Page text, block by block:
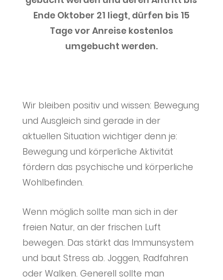
Ende Oktober 21 liegt, dürfen bis 15
Tage vor Anreise kostenlos
umgebucht werden.
Wir bleiben positiv und wissen: Bewegung
und Ausgleich sind gerade in der
aktuellen Situation wichtiger denn je:
Bewegung und körperliche Aktivität
fördern das psychische und körperliche
Wohlbefinden.
Wenn möglich sollte man sich in der
freien Natur, an der frischen Luft
bewegen. Das stärkt das Immunsystem
und baut Stress ab. Joggen, Radfahren
oder Walken. Generell sollte man